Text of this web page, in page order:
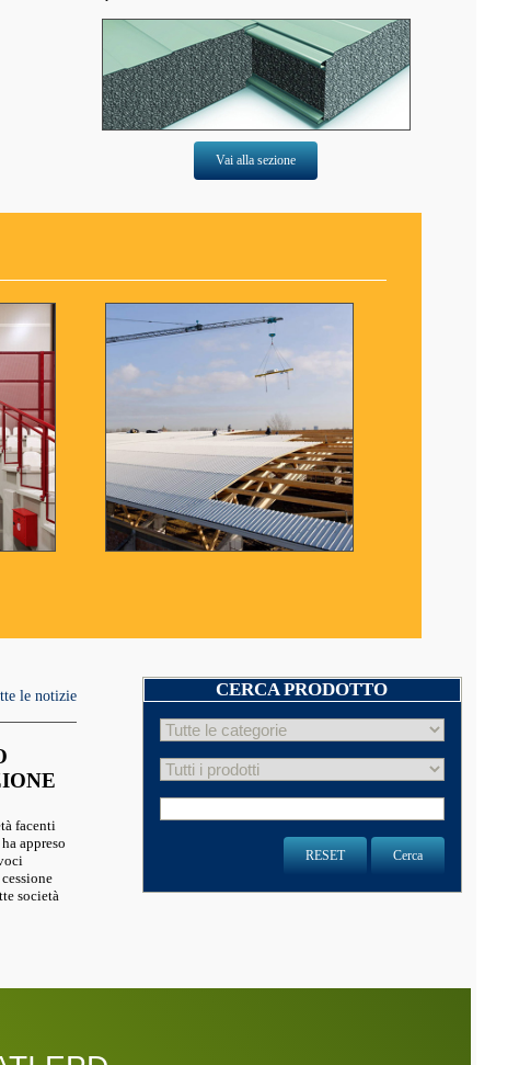
Vai alla sezione
le notizie
facenti
appreso
società
CERCA PRODOTTO
RESET Cerca